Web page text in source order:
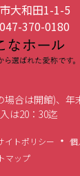
大和田1-1-5
370-0180
市民から選
合は開館)、年
は20：30迄
イトポリシー
個
マップ